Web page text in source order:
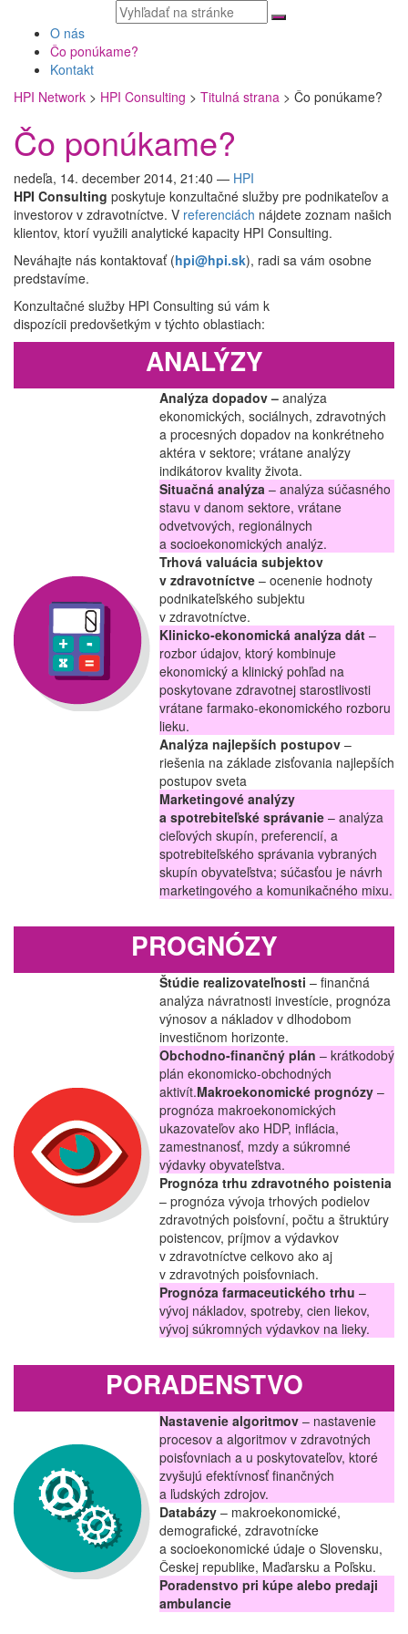
Vyhľadávaný
text
O nás
Čo ponúkame?
Kontakt
HPI Network > HPI Consulting > Titulná strana > Čo ponúkame?
Čo ponúkame?
nedeľa, 14. december 2014, 21:40 — HPI
HPI Consulting poskytuje konzultačné služby pre podnikateľov a
investorov v zdravotníctve. V referenciách nájdete zoznam našich
klientov, ktorí využili analytické kapacity HPI Consulting.
Neváhajte nás kontaktovať (hpi@hpi.sk), radi sa vám osobne
predstavíme.
Konzultačné služby HPI Consulting sú vám k
dispozícii predovšetkým v týchto oblastiach:
ANALÝZY
Analýza dopadov – analýza
ekonomických, sociálnych, zdravotných
a procesných dopadov na konkrétneho
aktéra v sektore; vrátane analýzy
indikátorov kvality života.
Situačná analýza – analýza súčasného
stavu v danom sektore, vrátane
odvetvových, regionálnych
a socioekonomických analýz.
Trhová valuácia subjektov
v zdravotníctve – ocenenie hodnoty
podnikateľského subjektu
v zdravotníctve.
Klinicko-ekonomická analýza dát –
rozbor údajov, ktorý kombinuje
ekonomický a klinický pohľad na
poskytovane zdravotnej starostlivosti
vrátane farmako-ekonomického rozboru
lieku.
Analýza najlepších postupov –
riešenia na základe zisťovania najlepších
postupov sveta
Marketingové analýzy
a spotrebiteľské správanie – analýza
cieľových skupín, preferencií, a
spotrebiteľského správania vybraných
skupín obyvateľstva; súčasťou je návrh
marketingového a komunikačného mixu.
PROGNÓZY
Štúdie realizovateľnosti – finančná
analýza návratnosti investície, prognóza
výnosov a nákladov v dlhodobom
investičnom horizonte.
Obchodno-finančný plán – krátkodobý
plán ekonomicko-obchodných
aktivít.Makroekonomické prognózy –
prognóza makroekonomických
ukazovateľov ako HDP, inflácia,
zamestnanosť, mzdy a súkromné
výdavky obyvateľstva.
Prognóza trhu zdravotného poistenia
– prognóza vývoja trhových podielov
zdravotných poisťovní, počtu a štruktúry
poistencov, príjmov a výdavkov
v zdravotníctve celkovo ako aj
v zdravotných poisťovniach.
Prognóza farmaceutického trhu –
vývoj nákladov, spotreby, cien liekov,
vývoj súkromných výdavkov na lieky.
PORADENSTVO
Nastavenie algoritmov – nastavenie
procesov a algoritmov v zdravotných
poisťovniach a u poskytovateľov, ktoré
zvyšujú efektívnosť finančných
a ľudských zdrojov.
Databázy – makroekonomické,
demografické, zdravotnícke
a socioekonomické údaje o Slovensku,
Českej republike, Maďarsku a Poľsku.
Poradenstvo pri kúpe alebo predaji
ambulancie